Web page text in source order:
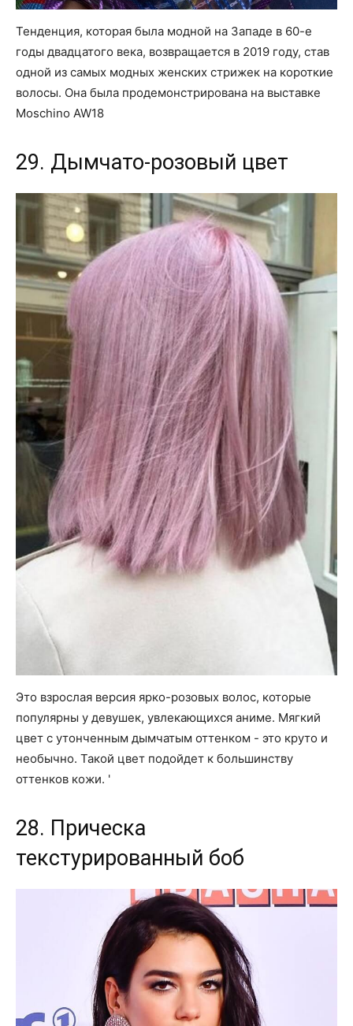
Тенденция, которая была модной на Западе в 60-е
годы двадцатого века, возвращается в 2019 году, став
одной из самых модных женских стрижек на короткие
волосы. Она была продемонстрирована на выставке
Moschino AW18
29. Дымчато-розовый цвет
Это взрослая версия ярко-розовых волос, которые
популярны у девушек, увлекающихся аниме. Мягкий
цвет с утонченным дымчатым оттенком - это круто и
необычно. Такой цвет подойдет к большинству
оттенков кожи. '
28. Прическа
текстурированный боб